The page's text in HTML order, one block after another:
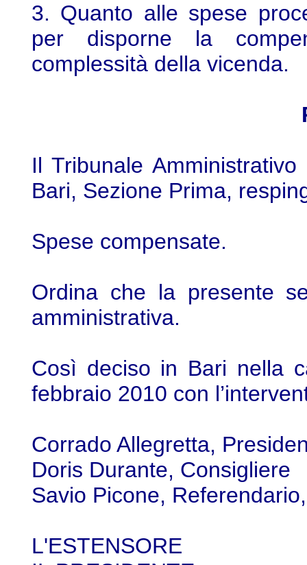
3. Quanto alle spese
per disporne la
complessità della vicenda.
Il Tribunale
Bari, Sezione Prima,
Spese compensate.
Ordina che la presente
amministrativa.
Così deciso in Bari nella
febbraio 2010 con
Corrado Allegretta,
Doris Durante, Consigliere
Savio Picone,
L'ESTENSORE